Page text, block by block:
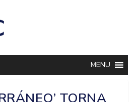
MENU
TORNA